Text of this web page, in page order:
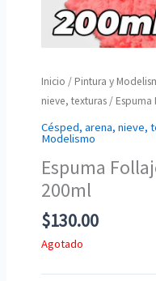
Inicio / Pintura y
nieve, texturas / Espuma
Césped, arena, nieve,
Modelismo
Espuma
200ml
$130.00
Agotado